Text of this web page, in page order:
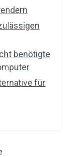
benötigte
für